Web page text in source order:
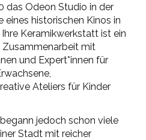
das Odeon Studio in der
eines historischen Kinos in
Keramikwerkstatt ist ein
Zusammenarbeit mit
und Expert*innen für
Ateliers für Kinder
jedoch schon viele
Stadt mit reicher